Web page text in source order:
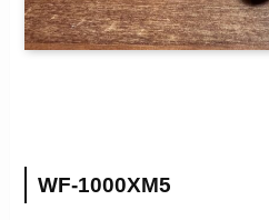
WF-1000XM5